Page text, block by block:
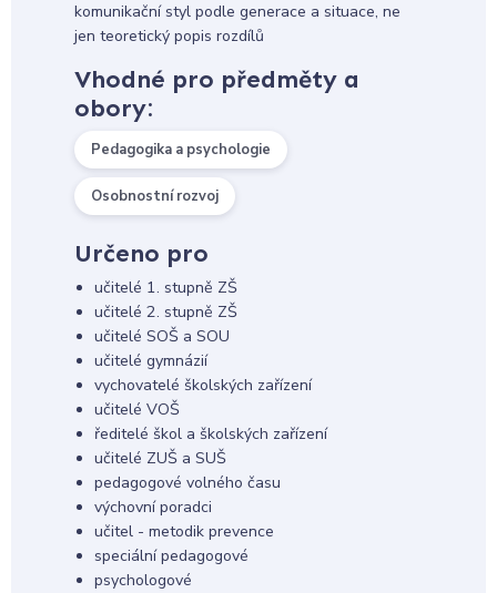
komunikační styl podle generace a situace, ne
jen teoretický popis rozdílů
Vhodné pro předměty a
obory:
Pedagogika a psychologie
Osobnostní rozvoj
Určeno pro
učitelé 1. stupně ZŠ
učitelé 2. stupně ZŠ
učitelé SOŠ a SOU
učitelé gymnázií
vychovatelé školských zařízení
učitelé VOŠ
ředitelé škol a školských zařízení
učitelé ZUŠ a SUŠ
pedagogové volného času
výchovní poradci
učitel - metodik prevence
speciální pedagogové
psychologové